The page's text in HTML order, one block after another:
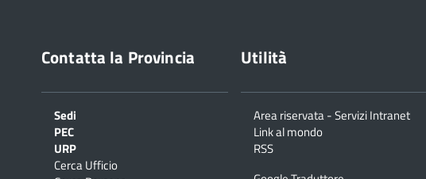
Contatta la Provincia
Sedi
PEC
URP
Cerca Ufficio
Utilità
Area riservata - Servizi Intranet
Link al mondo
RSS